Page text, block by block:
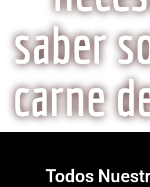
saber
carne
Todos